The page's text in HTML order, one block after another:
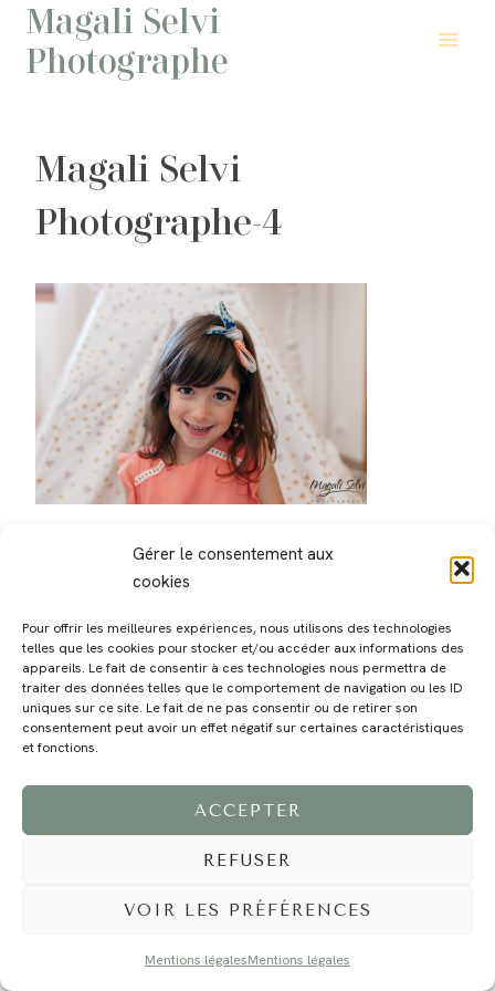
Gérer le consentement aux
cookies
Pour offrir les meilleures expériences, nous utilisons des technologies
telles que les cookies pour stocker et/ou accéder aux informations des
appareils. Le fait de consentir à ces technologies nous permettra de
traiter des données telles que le comportement de navigation ou les ID
uniques sur ce site. Le fait de ne pas consentir ou de retirer son
consentement peut avoir un effet négatif sur certaines caractéristiques
et fonctions.
ACCEPTER
REFUSER
VOIR LES PRÉFÉRENCES
Mentions légalesMentions légales
Aller
contenu
Magali Selvi
Photographe
Magali Selvi
Photographe-4
MAGALI PRESTATIONS YOGA VOYAGE BLOG CONTACT
©2024 EI Magali Selvi - Photographe Famille et Mariage - Nice - Côte d'Azur -